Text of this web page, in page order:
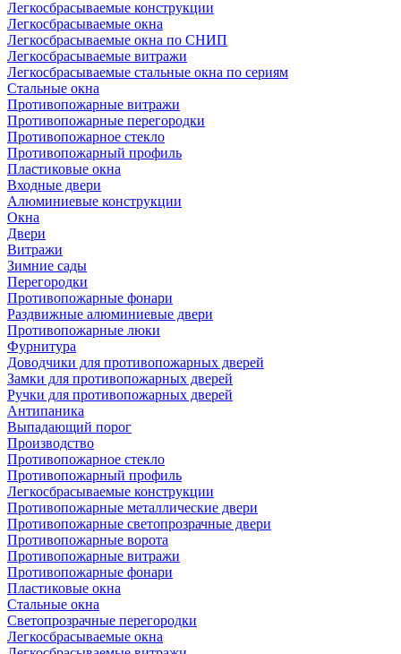
Легкосбрасываемые конструкции
Легкосбрасываемые окна
Легкосбрасываемые окна по СНИП
Легкосбрасываемые витражи
Легкосбрасываемые стальные окна по сериям
Стальные окна
Противопожарные витражи
Противопожарные перегородки
Противопожарное стекло
Противопожарный профиль
Пластиковые окна
Входные двери
Алюминиевые конструкции
Окна
Двери
Витражи
Зимние сады
Перегородки
Противопожарные фонари
Раздвижные алюминиевые двери
Противопожарные люки
Фурнитура
Доводчики для противопожарных дверей
Замки для противопожарных дверей
Ручки для противопожарных дверей
Антипаника
Выпадающий порог
Производство
Противопожарное стекло
Противопожарный профиль
Легкосбрасываемые конструкции
Противопожарные металлические двери
Противопожарные светопрозрачные двери
Противопожарные ворота
Противопожарные витражи
Противопожарные фонари
Пластиковые окна
Стальные окна
Светопрозрачные перегородки
Легкосбрасываемые окна